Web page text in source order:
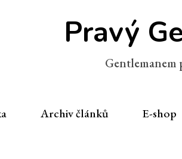
Pravý
Gentlemanem
Archiv článků E-shop